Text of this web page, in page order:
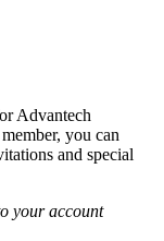
Advantech
you can
and special
your account